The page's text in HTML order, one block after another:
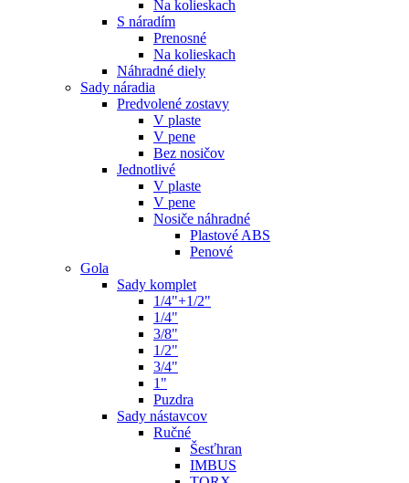
Na kolieskach
S náradím
Prenosné
Na kolieskach
Náhradné diely
Sady náradia
Predvolené zostavy
V plaste
V pene
Bez nosičov
Jednotlivé
V plaste
V pene
Nosiče náhradné
Plastové ABS
Penové
Gola
Sady komplet
1/4"+1/2"
1/4"
3/8"
1/2"
3/4"
1"
Puzdra
Sady nástavcov
Ručné
Šesťhran
IMBUS